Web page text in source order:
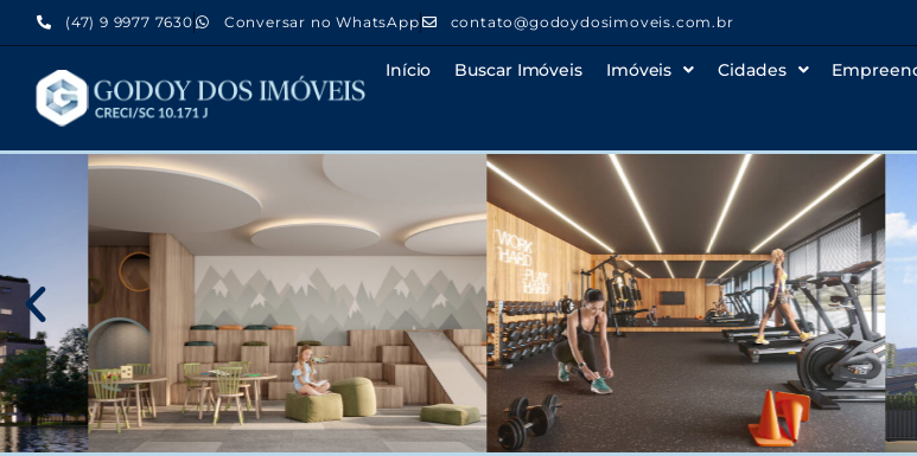
(47) 9 9977 7630 Conversar no WhatsApp contato@godoydosimoveis.com.br
Início Buscar Imóveis Imóveis Cidades